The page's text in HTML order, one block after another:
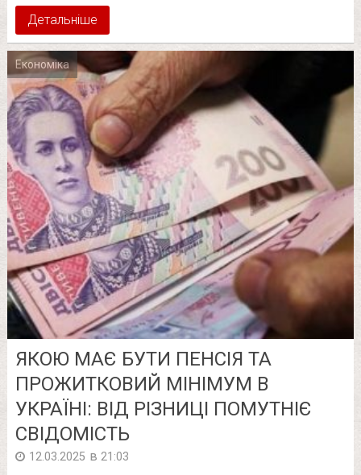
Детальніше
Економіка
ЯКОЮ МАЄ БУТИ ПЕНСІЯ ТА
ПРОЖИТКОВИЙ МІНІМУМ В
УКРАЇНІ: ВІД РІЗНИЦІ ПОМУТНІЄ
СВІДОМІСТЬ
12.03.2025 в 21:03